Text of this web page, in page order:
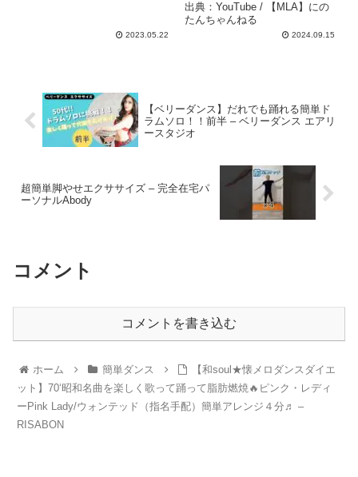
2023.05.22
出典：YouTube / 【MLA】にの
たんちゃんねる
2024.09.15
【ベリーダンス】だれでも踊れる簡単ド
ラムソロ！！前半 – ベリーダンス エアリ
ースタジオ
超簡単脚やせエクササイズ – 完全在宅パ
ーソナルAbody
コメント
コメントを書き込む
ホーム 簡単ダンス
【和soul★懐メロダンスダイエ
ット】70‘昭和名曲を楽しく歌って踊って脂肪燃焼🔥ピンク・レディ
ーPink Lady/ウォンテッド（指名手配）簡単アレンジ４分♬ –
RISABON